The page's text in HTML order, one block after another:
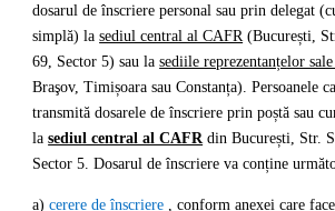
dosarul de înscriere personal sau prin delegat
simplă) lasediul central al CAFR (București,
69, Sector 5) sau lasediile reprezentanțelor
Braşov, Timișoara sau Constanța). Persoanele
transmită dosarele de înscriere prin poștă sau
lasediul central al CAFR din București, Str.
Sector 5. Dosarul de înscriere va conține
a)cerere de înscriere , conform anexei care